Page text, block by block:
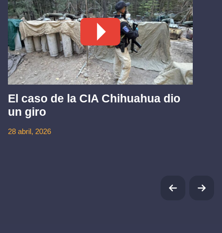
El caso de la CIA Chihuahua dio
un giro
28 abril, 2026